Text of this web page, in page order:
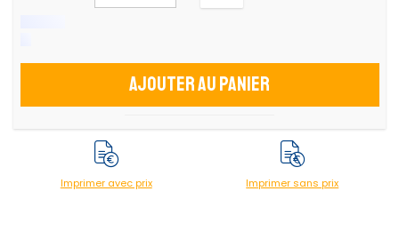
Ajouter au panier
Imprimer avec prix Imprimer sans prix